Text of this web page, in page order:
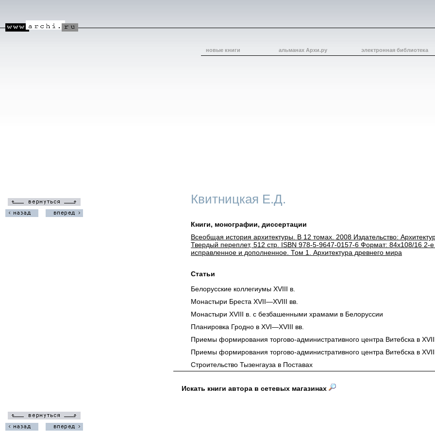
новые книги альманах Архи.ру электронная библиотека
Квитницкая Е.Д.
Книги, монографии, диссертации
Всеобщая история архитектуры. В 12 томах. 2008 Издательство:
Твердый переплет, 512 стр. ISBN 978-5-9647-0157-6 Формат: 84x108/16 2-е
исправленное и дополненное. Том 1. Архитектура древнего мира
Статьи
Белорусские коллегиумы XVIII в.
Монастыри Бреста XVII—XVIII вв.
Монастыри XVIII в. с безбашенными храмами в Белоруссии
Планировка Гродно в XVI—XVIII вв.
Приемы формирования торгово-административного центра Витебска в
Приемы формирования торгово-административного центра Витебска в
Строительство Тызенгауза в Поставах
Искать книги автора в сетевых магазинах